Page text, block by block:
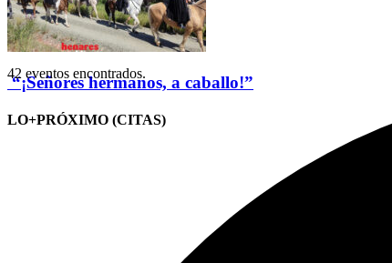
“¡Señores hermanos, a caballo!”
LO+PRÓXIMO (CITAS)
42 eventos encontrados.